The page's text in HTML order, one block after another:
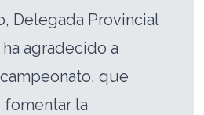
Delegada Provincial
agradecido a
que
la